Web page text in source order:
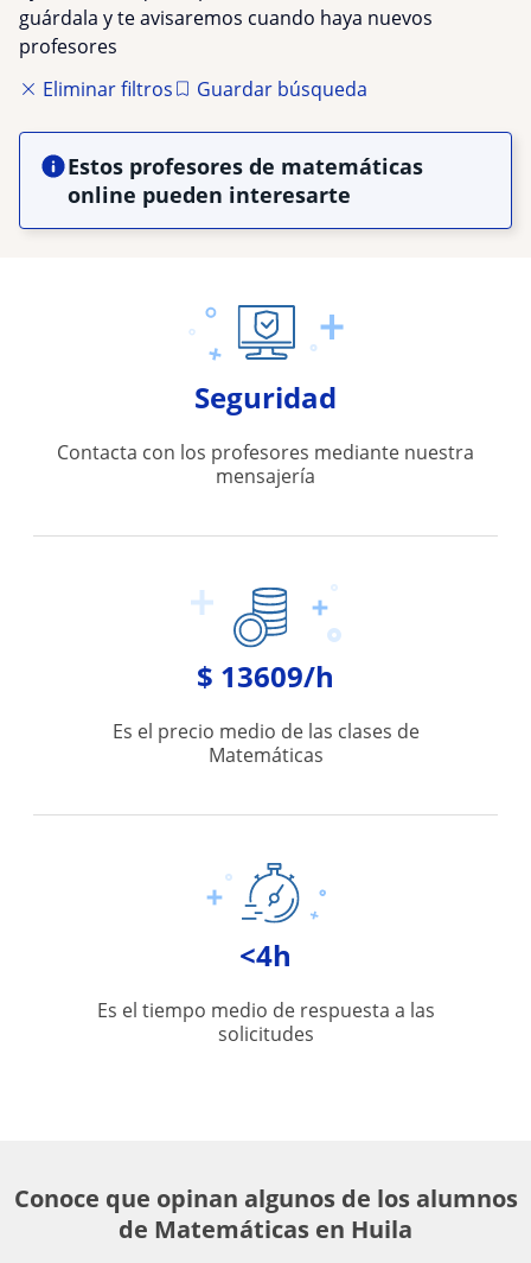
guárdala y te avisaremos cuando haya nuevos
profesores
Eliminar filtros
Guardar búsqueda
Estos profesores de matemáticas
online pueden interesarte
Seguridad
Contacta con los profesores mediante nuestra
mensajería
$ 13609/h
Es el precio medio de las clases de
Matemáticas
<4h
Es el tiempo medio de respuesta a las
solicitudes
Conoce que opinan algunos de los alumnos
de Matemáticas en Huila